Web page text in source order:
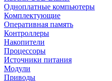
Одноплатные компьютеры
Комплектующие
Оперативная память
Контроллеры
Накопители
Процессоры
Источники питания
Модули
Приводы